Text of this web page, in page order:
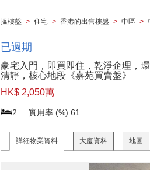
搵樓盤 > 住宅 > 香港的出售樓盤 > 中區 >
已過期
豪宅入門，即買即住，乾淨企理，
清靜，核心地段《嘉苑買賣盤》
HK$ 2,050萬
2 實用率 (%) 61
詳細物業資料 大廈資料 地圖